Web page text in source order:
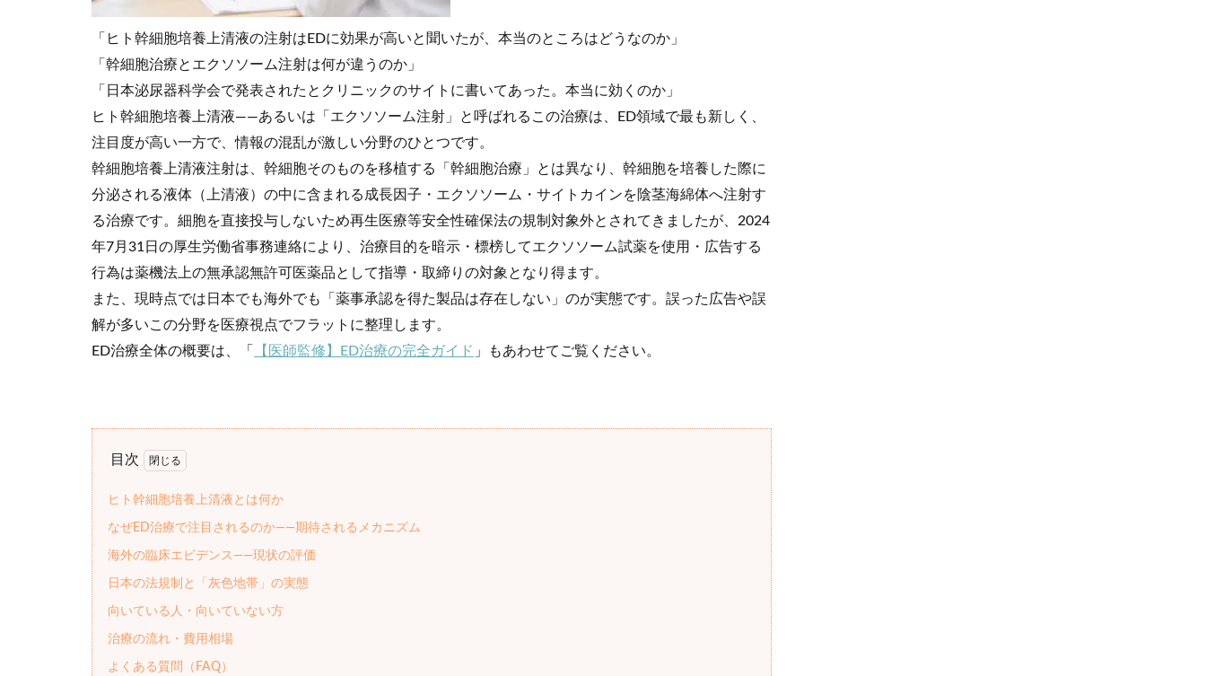
「ヒト幹細胞培養上清液の注射はEDに効果が高いと聞いたが、本当のところはどうなのか」
「幹細胞治療とエクソソーム注射は何が違うのか」
「日本泌尿器科学会で発表されたとクリニックのサイトに書いてあった。本当に効くのか」
ヒト幹細胞培養上清液——あるいは「エクソソーム注射」と呼ばれるこの治療は、ED領域で最も新しく、
注目度が高い一方で、情報の混乱が激しい分野のひとつです。
幹細胞培養上清液注射は、幹細胞そのものを移植する「幹細胞治療」とは異なり、幹細胞を培養した際に
分泌される液体（上清液）の中に含まれる成長因子・エクソソーム・サイトカインを陰茎海綿体へ注射す
る治療です。細胞を直接投与しないため再生医療等安全性確保法の規制対象外とされてきましたが、2024
年7月31日の厚生労働省事務連絡により、治療目的を暗示・標榜してエクソソーム試薬を使用・広告する
行為は薬機法上の無承認無許可医薬品として指導・取締りの対象となり得ます。
また、現時点では日本でも海外でも「薬事承認を得た製品は存在しない」のが実態です。誤った広告や誤
解が多いこの分野を医療視点でフラットに整理します。
ED治療全体の概要は、「
【医師監修】ED治療の完全ガイド 」もあわせてご覧ください。
目次
ヒト幹細胞培養上清液とは何か
なぜED治療で注目されるのか——期待されるメカニズム
海外の臨床エビデンス——現状の評価
日本の法規制と「灰色地帯」の実態
向いている人・向いていない方
治療の流れ・費用相場
よくある質問（FAQ）